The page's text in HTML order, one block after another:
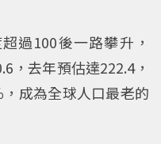
過100後一路攀升，
，去年預估達222.4，
成為全球人口最老的